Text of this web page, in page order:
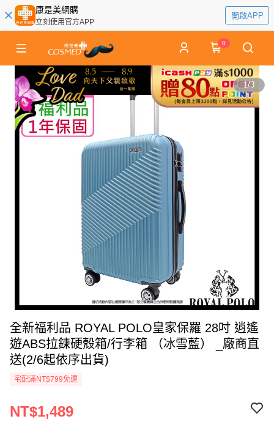
康是美網購
立刻使用官方APP
開啟APP
0
1/3
全新福利品 ROYAL POLO皇家保羅 28吋 逍遙
遊ABS拉鍊硬殼箱/行李箱 （冰雪藍） _廠商直
送(2/6起依序出貨)
宅配滿NT$799免運
NT$1,489